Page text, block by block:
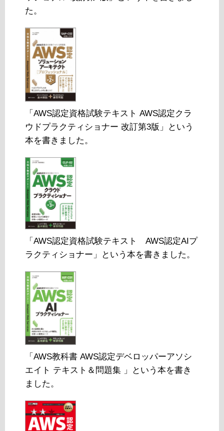
た。
「AWS認定資格試験テキスト AWS認定クラ
ウドプラクティショナー 改訂第3版」という
本を書きました。
「AWS認定資格試験テキスト AWS認定AIプ
ラクティショナー」という本を書きました。
「AWS教科書 AWS認定デベロッパーアソシ
エイト テキスト＆問題集 」という本を書き
ました。